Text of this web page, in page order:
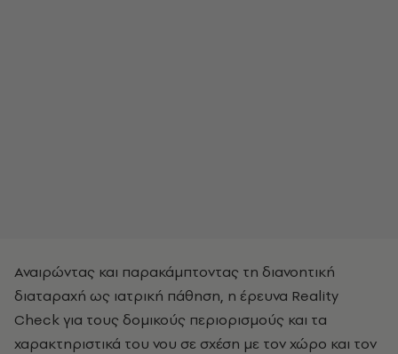
Αναιρώντας και παρακάμπτοντας τη διανοητική
διαταραχή ως ιατρική πάθηση, η έρευνα Reality
Check για τους δομικούς περιορισμούς και τα
χαρακτηριστικά του νου σε σχέση με τον χώρο και τον